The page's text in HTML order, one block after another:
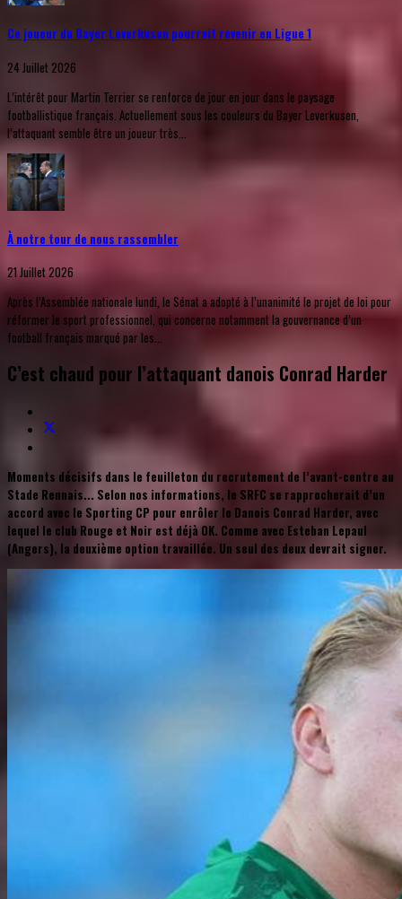
Ce joueur du Bayer Leverkusen pourrait revenir en Ligue 1
24 Juillet 2026
L’intérêt pour Martin Terrier se renforce de jour en jour dans le paysage
footballistique français. Actuellement sous les couleurs du Bayer Leverkusen,
l’attaquant semble être un joueur très...
À notre tour de nous rassembler
21 Juillet 2026
Après l’Assemblée nationale lundi, le Sénat a adopté à l’unanimité le projet de loi pour
réformer le sport professionnel, qui concerne notamment la gouvernance d’un
football français marqué par les...
C’est chaud pour l’attaquant danois Conrad Harder
Moments décisifs dans le feuilleton du recrutement de l’avant-centre au
Stade Rennais... Selon nos informations, le SRFC se rapprocherait d’un
accord avec le Sporting CP pour enrôler le Danois Conrad Harder, avec
lequel le club Rouge et Noir est déjà OK. Comme avec Esteban Lepaul
(Angers), la deuxième option travaillée. Un seul des deux devrait signer.